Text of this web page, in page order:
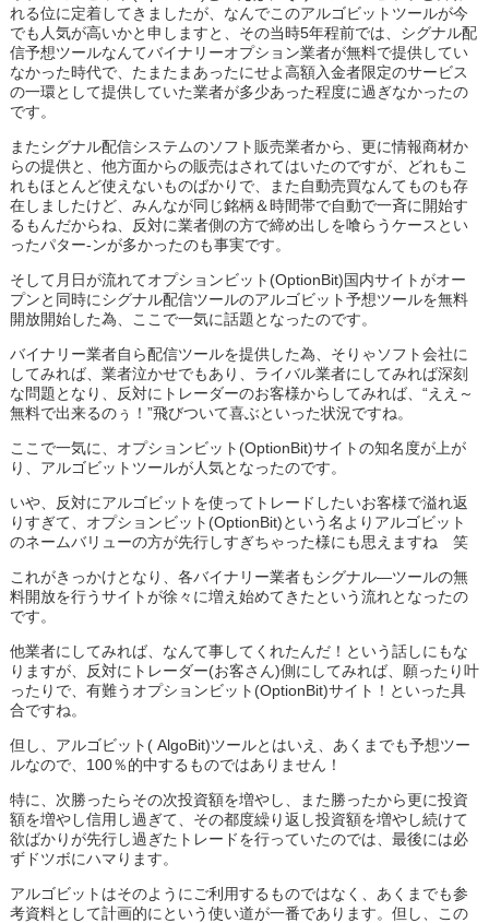
れる位に定着してきましたが、なんでこのアルゴビットツールが今
でも人気が高いかと申しますと、その当時5年程前では、シグナル配
信予想ツールなんてバイナリーオプション業者が無料で提供してい
なかった時代で、たまたまあったにせよ高額入金者限定のサービス
の一環として提供していた業者が多少あった程度に過ぎなかったの
です。
またシグナル配信システムのソフト販売業者から、更に情報商材か
らの提供と、他方面からの販売はされてはいたのですが、どれもこ
れもほとんど使えないものばかりで、また自動売買なんてものも存
在しましたけど、みんなが同じ銘柄＆時間帯で自動で一斉に開始す
るもんだからね、反対に業者側の方で締め出しを喰らうケースとい
ったパター-ンが多かったのも事実です。
そして月日が流れてオプションビット(OptionBit)国内サイトがオー
プンと同時にシグナル配信ツールのアルゴビット予想ツールを無料
開放開始した為、ここで一気に話題となったのです。
バイナリー業者自ら配信ツールを提供した為、そりゃソフト会社に
してみれば、業者泣かせでもあり、ライバル業者にしてみれば深刻
な問題となり、反対にトレーダーのお客様からしてみれば、“ええ～
無料で出来るのぅ！”飛びついて喜ぶといった状況ですね。
ここで一気に、オプションビット(OptionBit)サイトの知名度が上が
り、アルゴビットツールが人気となったのです。
いや、反対にアルゴビットを使ってトレードしたいお客様で溢れ返
りすぎて、オプションビット(OptionBit)という名よりアルゴビット
のネームバリューの方が先行しすぎちゃった様にも思えますね 笑
これがきっかけとなり、各バイナリー業者もシグナル―ツールの無
料開放を行うサイトが徐々に増え始めてきたという流れとなったの
です。
他業者にしてみれば、なんて事してくれたんだ！という話しにもな
りますが、反対にトレーダー(お客さん)側にしてみれば、願ったり叶
ったりで、有難うオプションビット(OptionBit)サイト！といった具
合ですね。
但し、アルゴビット( AlgoBit)ツールとはいえ、あくまでも予想ツー
ルなので、100％的中するものではありません！
特に、次勝ったらその次投資額を増やし、また勝ったから更に投資
額を増やし信用し過ぎて、その都度繰り返し投資額を増やし続けて
欲ばかりが先行し過ぎたトレードを行っていたのでは、最後には必
ずドツボにハマります。
アルゴビットはそのようにご利用するものではなく、あくまでも参
考資料として計画的にという使い道が一番であります。但し、この